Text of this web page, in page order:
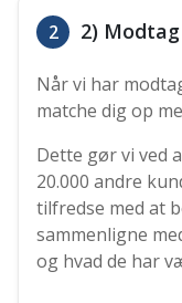
2 2)
Når vi har
matche dig op
Dette gør vi ved
20.000 andre
tilfredse med at
sammenligne
og hvad de har